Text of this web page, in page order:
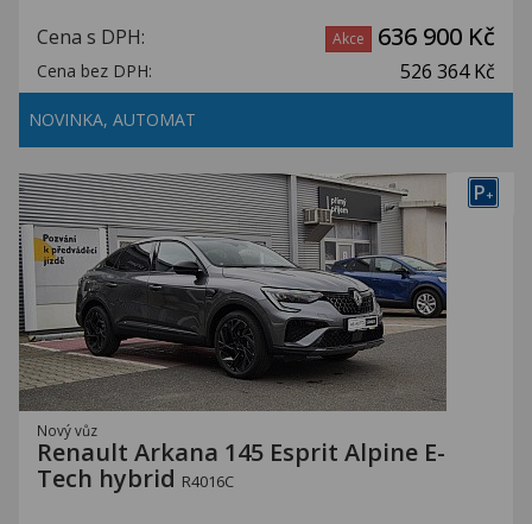
Cena s DPH: Akce 636 900 Kč
Cena bez DPH: 526 364 Kč
NOVINKA, AUTOMAT
P+
Nový vůz
Renault Arkana 145 Esprit Alpine E-
Tech hybrid R4016C